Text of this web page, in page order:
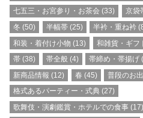
七五三・お宮参り・お茶会 (33) 京袋
冬 (50) 半幅帯(25) 半衿・重ね衿
和装・着付け小物 (13) 和雑貨・ギフ
帯 (38) 帯全般(4) 帯締め・帯揚げ
新商品情報 (12) 春 (45) 普段のお
格式あるパーティー・式典 (27)
歌舞伎・演劇鑑賞・ホテルでの食事 (17)